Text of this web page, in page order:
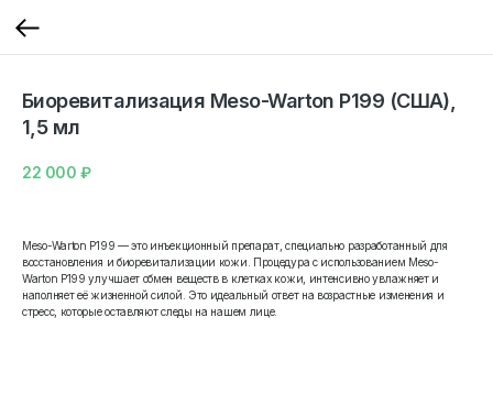
Биоревитализация Meso-Warton P199 (США),
1,5 мл
22 000 ₽
Meso-Warton P199 — это инъекционный препарат, специально разработанный для
восстановления и биоревитализации кожи. Процедура с использованием Meso-
Warton P199 улучшает обмен веществ в клетках кожи, интенсивно увлажняет и
наполняет её жизненной силой. Это идеальный ответ на возрастные изменения и
стресс, которые оставляют следы на нашем лице.